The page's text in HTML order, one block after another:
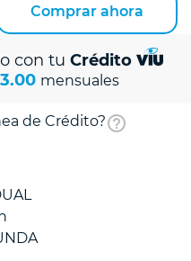
Comprar ahora
con tu Crédito
mensuales
de Crédito?